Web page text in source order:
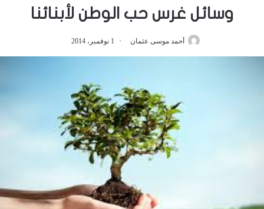
وسائل غرس حب الوطن لأبنائنا
أحمد موسى عثمان 1 نوفمبر، 2014